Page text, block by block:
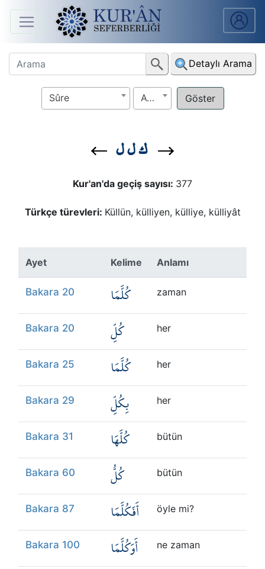
Anasayfa
Sûreler
Arapça
Kökler
Detaylı Arama
Sûre Ayet
ك ل ل
Kur'an'da geçiş sayısı: 377
Türkçe türevleri: Küllün, külliyen, külliye, külliyât
Ayet Kelime Anlamı
Bakara 20 كُلَّمَا zaman
Bakara 20 كُلِّ her
Bakara 25 كُلَّمَا her
Bakara 29 بِكُلِّ her
Bakara 31 كُلَّهَا bütün
Bakara 60 كُلُّ bütün
Bakara 87 أَفَكُلَّمَا öyle mi?
Bakara 100 أَوَكُلَّمَا ne zaman